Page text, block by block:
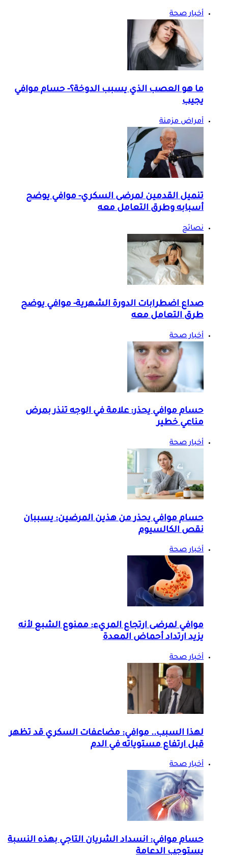
أخبار صحة
ما هو العصب الذي يسبب الدوخة؟- حسام موافي
يجيب
أمراض مزمنة
تنميل القدمين لمرضى السكري- موافي يوضح
أسبابه وطرق التعامل معه
نصائح
صداع اضطرابات الدورة الشهرية- موافي يوضح
طرق التعامل معه
أخبار صحة
حسام موافي يحذر: علامة في الوجه تنذر بمرض
مناعي خطير
أخبار صحة
حسام موافي يحذر من هذين المرضين: يسببان
نقص الكالسيوم
أخبار صحة
موافي لمرضى ارتجاع المريء: ممنوع الشبع لأنه
يزيد ارتداد أحماض المعدة
أخبار صحة
لهذا السبب.. موافي: مضاعفات السكري قد تظهر
قبل ارتفاع مستوياته في الدم
أخبار صحة
حسام موافي: انسداد الشريان التاجي بهذه النسبة
يستوجب الدعامة